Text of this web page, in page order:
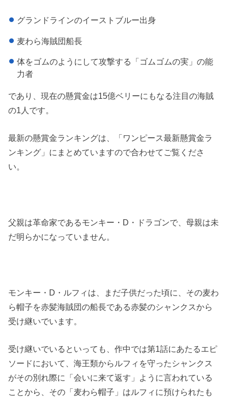
グランドラインのイーストブルー出身
麦わら海賊団船長
体をゴムのようにして攻撃する「ゴムゴムの実」の能
力者
であり、現在の懸賞金は15億ベリーにもなる注目の海賊
の1人です。
最新の懸賞金ランキングは、「ワンピース最新懸賞金ラ
ンキング」にまとめていますので合わせてご覧くださ
い。
父親は革命家であるモンキー・D・ドラゴンで、母親は未
だ明らかになっていません。
モンキー・D・ルフィは、まだ子供だった頃に、その麦わ
ら帽子を赤髪海賊団の船長である赤髪のシャンクスから
受け継いでいます。
受け継いでいるといっても、作中では第1話にあたるエピ
ソードにおいて、海王類からルフィを守ったシャンクス
がその別れ際に「会いに来て返す」ように言われている
ことから、その「麦わら帽子」はルフィに預けられたも